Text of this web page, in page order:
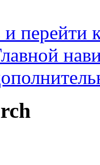
перейти